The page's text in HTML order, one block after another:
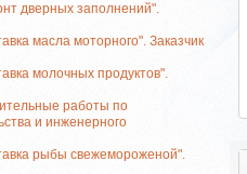
дверных заполнений".
масла моторного". Заказчик
молочных продуктов".
работы по
и инженерного
рыбы свежемороженой".